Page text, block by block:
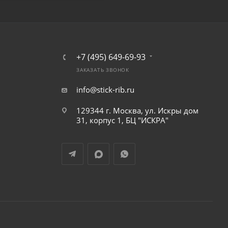
+7 (495) 649-69-93
ЗАКАЗАТЬ ЗВОНОК
info@stick-rib.ru
129344 г. Москва, ул. Искры дом
31, корпус 1, БЦ "ИСКРА"